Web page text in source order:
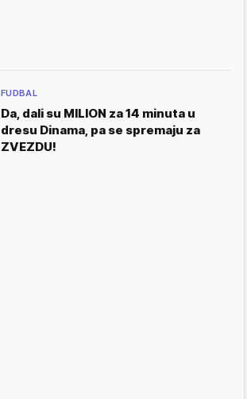
FUDBAL
Da, dali su MILION za 14 minuta u
dresu Dinama, pa se spremaju za
ZVEZDU!